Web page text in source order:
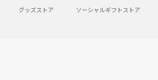
グッズストア ソーシャルギフトストア